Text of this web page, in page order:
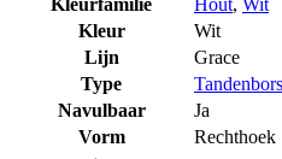
Kleur
Wit
Lijn
Grace
Type
Navulbaar
Ja
Vorm
Rechthoek